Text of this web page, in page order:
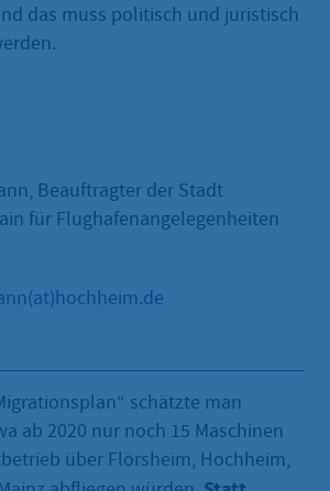
das muss politisch und juristisch
Beauftragter der Stadt
für Flughafenangelegenheiten
schätzte man
ab 2020 nur noch 15 Maschinen
über Flörsheim, Hochheim,